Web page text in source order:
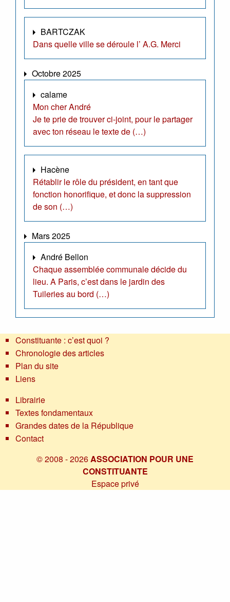
BARTCZAK
Dans quelle ville se déroule l’ A.G. Merci
Octobre 2025
calame
Mon cher André
Je te prie de trouver ci-joint, pour le partager
avec ton réseau le texte de (…)
Hacène
Rétablir le rôle du président, en tant que
fonction honorifique, et donc la suppression
de son (…)
Mars 2025
André Bellon
Chaque assemblée communale décide du
lieu. A Paris, c’est dans le jardin des
Tuileries au bord (…)
Constituante : c’est quoi ?
Chronologie des articles
Plan du site
Liens
Librairie
Textes fondamentaux
Grandes dates de la République
Contact
© 2008 - 2026ASSOCIATION POUR UNE
CONSTITUANTE
Espace privé